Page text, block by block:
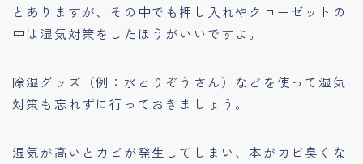
とありますが、その中でも押し入れやクローゼットの
中は湿気対策をしたほうがいいですよ。
除湿グッズ（例：水とりぞうさん）などを使って湿気
対策も忘れずに行っておきましょう。
湿気が高いとカビが発生してしまい、本がカビ臭くな